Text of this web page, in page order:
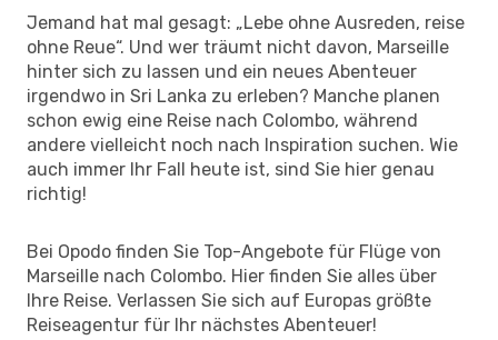
Jemand hat mal gesagt: „Lebe ohne Ausreden, reise
ohne Reue“. Und wer träumt nicht davon, Marseille
hinter sich zu lassen und ein neues Abenteuer
irgendwo in Sri Lanka zu erleben? Manche planen
schon ewig eine Reise nach Colombo, während
andere vielleicht noch nach Inspiration suchen. Wie
auch immer Ihr Fall heute ist, sind Sie hier genau
richtig!
Bei Opodo finden Sie Top-Angebote für Flüge von
Marseille nach Colombo. Hier finden Sie alles über
Ihre Reise. Verlassen Sie sich auf Europas größte
Reiseagentur für Ihr nächstes Abenteuer!